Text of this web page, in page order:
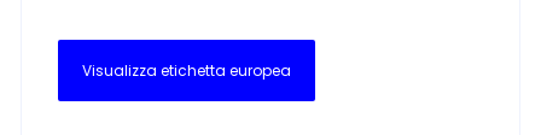
Visualizza etichetta europea